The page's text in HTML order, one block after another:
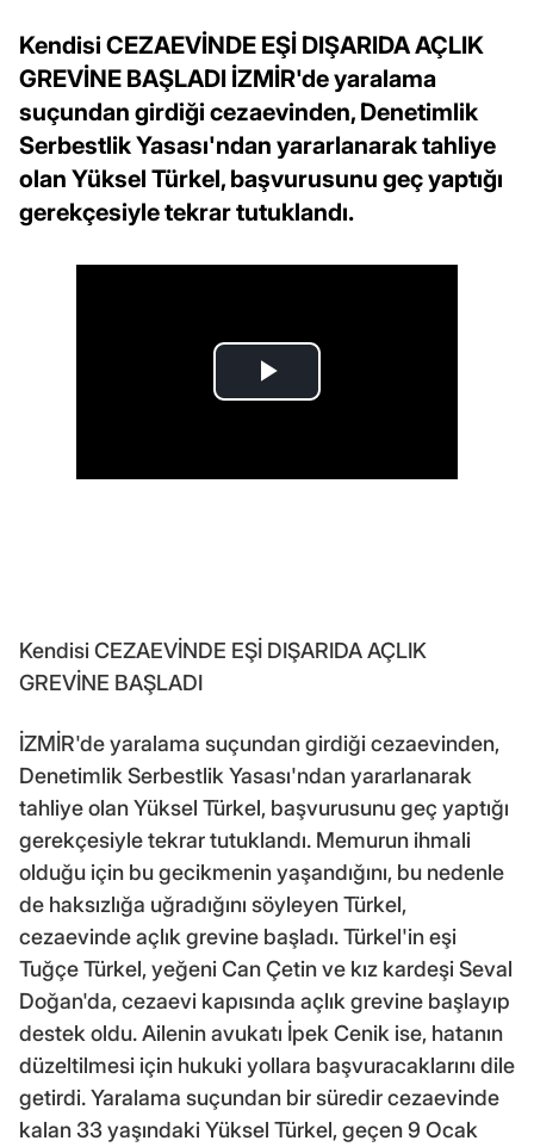
Kendisi CEZAEVİNDE EŞİ DIŞARIDA AÇLIK
GREVİNE BAŞLADI İZMİR'de yaralama
suçundan girdiği cezaevinden, Denetimlik
Serbestlik Yasası'ndan yararlanarak tahliye
olan Yüksel Türkel, başvurusunu geç yaptığı
gerekçesiyle tekrar tutuklandı.
Kendisi CEZAEVİNDE EŞİ DIŞARIDA AÇLIK
GREVİNE BAŞLADI
İZMİR'de yaralama suçundan girdiği cezaevinden,
Denetimlik Serbestlik Yasası'ndan yararlanarak
tahliye olan Yüksel Türkel, başvurusunu geç yaptığı
gerekçesiyle tekrar tutuklandı. Memurun ihmali
olduğu için bu gecikmenin yaşandığını, bu nedenle
de haksızlığa uğradığını söyleyen Türkel,
cezaevinde açlık grevine başladı. Türkel'in eşi
Tuğçe Türkel, yeğeni Can Çetin ve kız kardeşi Seval
Doğan'da, cezaevi kapısında açlık grevine başlayıp
destek oldu. Ailenin avukatı İpek Cenik ise, hatanın
düzeltilmesi için hukuki yollara başvuracaklarını dile
getirdi. Yaralama suçundan bir süredir cezaevinde
kalan 33 yaşındaki Yüksel Türkel, geçen 9 Ocak